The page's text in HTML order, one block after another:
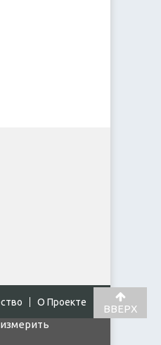
О Проекте
ВВЕРХ